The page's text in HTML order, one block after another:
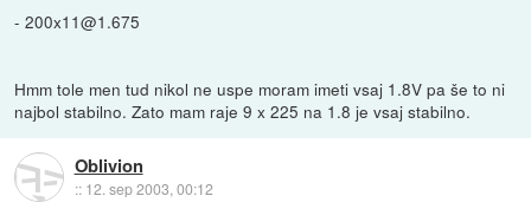
- 200x11@1.675
Hmm tole men tud nikol ne uspe moram imeti vsaj 1.8V pa še to ni
najbol stabilno. Zato mam raje 9 x 225 na 1.8 je vsaj stabilno.
Oblivion
:: 12. sep 2003, 00:12